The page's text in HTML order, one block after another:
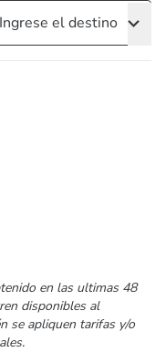
en las ultimas 48
disponibles al
se apliquen tarifas y/o